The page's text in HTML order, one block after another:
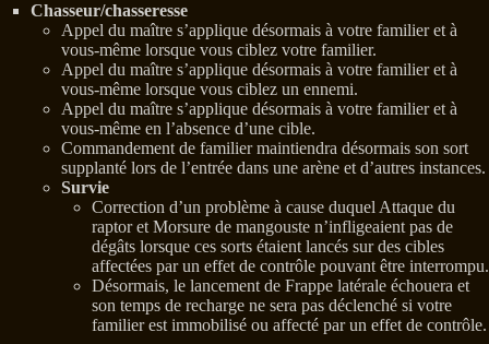
Chasseur/chasseresse
Appel du maître s’applique désormais à votre familier et à
vous-même lorsque vous ciblez votre familier.
Appel du maître s’applique désormais à votre familier et à
vous-même lorsque vous ciblez un ennemi.
Appel du maître s’applique désormais à votre familier et à
vous-même en l’absence d’une cible.
Commandement de familier maintiendra désormais son sort
supplanté lors de l’entrée dans une arène et d’autres instances.
Survie
Correction d’un problème à cause duquel Attaque du
raptor et Morsure de mangouste n’infligeaient pas de
dégâts lorsque ces sorts étaient lancés sur des cibles
affectées par un effet de contrôle pouvant être interrompu.
Désormais, le lancement de Frappe latérale échouera et
son temps de recharge ne sera pas déclenché si votre
familier est immobilisé ou affecté par un effet de contrôle.